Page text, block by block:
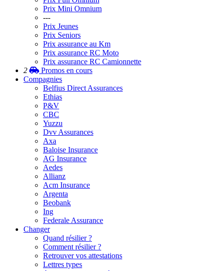
Prix Mini Omnium
---
Prix Jeunes
Prix Seniors
Prix assurance au Km
Prix assurance RC Moto
Prix assurance RC Camionnette
2
Promos en cours
Compagnies
Belfius Direct Assurances
Ethias
P&V
CBC
Yuzzu
Dvv Assurances
Axa
Baloise Insurance
AG Insurance
Aedes
Allianz
Acm Insurance
Argenta
Beobank
Ing
Federale Assurance
Changer
Quand résilier ?
Comment résilier ?
Retrouver vos attestations
Lettres types